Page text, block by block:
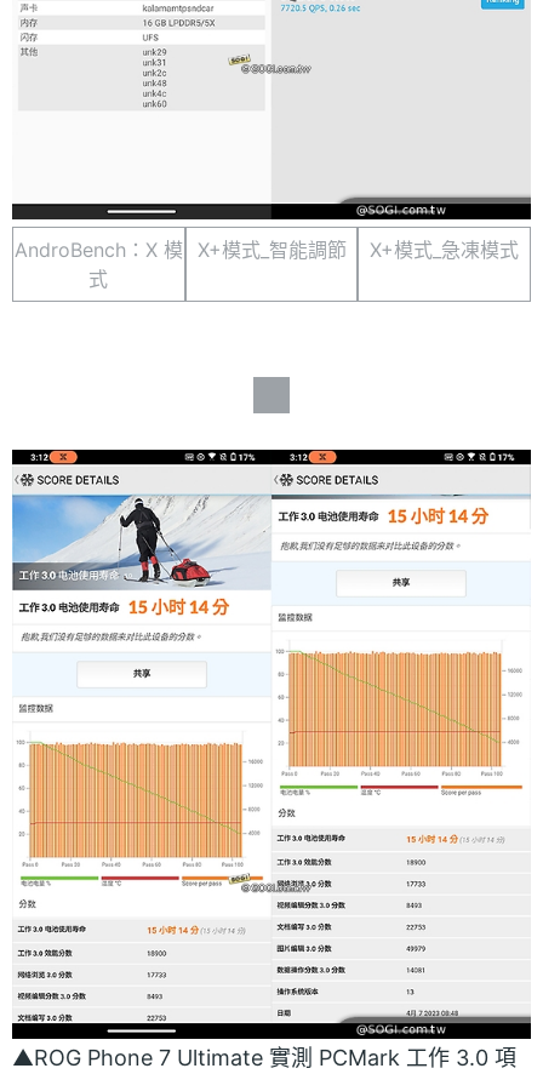
AndroBench：X 模
式
X+模式_智能調節 X+模式_急凍模式
▲ROG Phone 7 Ultimate 實測 PCMark 工作 3.0 項